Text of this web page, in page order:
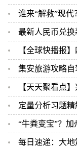
谁来“解救”现代
最新人民币兑换新
【全球快播报】四川售电市
集安旅游攻略
【天天聚看点】兴业
定量分析习题精
“牛粪变宝”？加州
每日速递：大